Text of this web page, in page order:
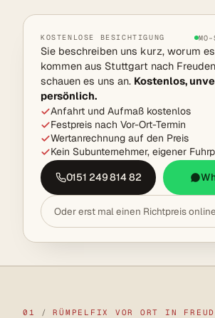
KOSTENLOSE BESICHTIGUNG
Sie beschreiben uns kurz, worum
kommen aus Stuttgart nach
schauen es uns an. Kostenlos,
persönlich.
Anfahrt und Aufmaß kostenlos
Festpreis nach Vor-Ort-Termin
Wertanrechnung auf den Preis
Kein Subunternehmer, eigener
0151 249 814 82
Oder erst mal einen Richtpreis
01 / RÜMPELFIX VOR ORT IN